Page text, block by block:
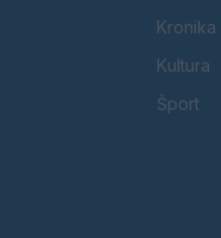
Kronika
Kultura
Šport